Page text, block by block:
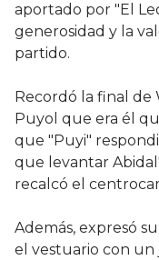
aportado por "El
generosidad y la
partido.
Recordó la final de
Puyol que era él
que "Puyi"
que levantar
recalcó el
Además, expresó
el vestuario con